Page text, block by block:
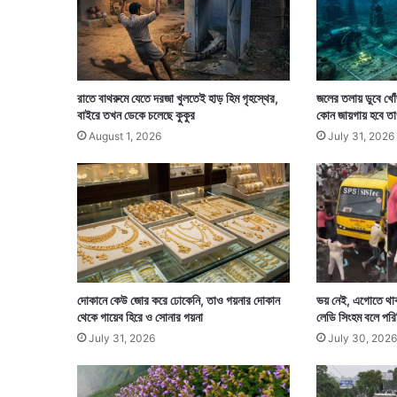
ট্রে
লা
র
রাতে বাথরুমে যেতে দরজা খুলতেই হাড় হিম গৃহস্থের,
বাইরে তখন ডেকে চলেছে কুকুর
August 1, 2026
জলের তলায় ডুবে
কোন জায়গায় হবে
July 31, 2026
দোকানে কেউ জোর করে ঢোকেনি, তাও গয়নার দোকান
থেকে গায়েব হিরে ও সোনার গয়না
July 31, 2026
ভয় নেই, এগোতে
লেডি সিংহম বলে
July 30, 2026